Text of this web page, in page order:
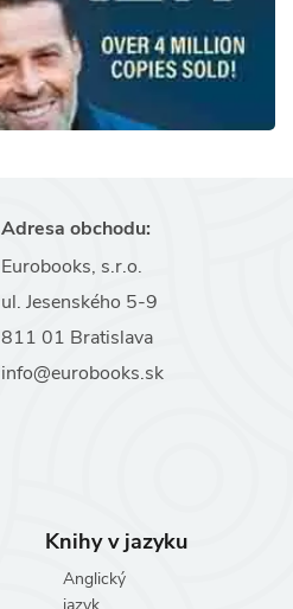
Adresa obchodu:
Eurobooks, s.r.o.
ul. Jesenského 5-9
811 01 Bratislava
info@eurobooks.sk
Knihy v jazyku
Anglický